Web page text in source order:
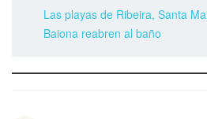
Las playas de Ribeira, Santa
Baiona reabren al baño